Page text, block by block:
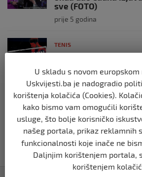
sve (FOTO)
prije 5 godina
TENIS
Velike dvije sedmice
Deu Herdželaš na
dalekom Peruu.
prije 5 godina
U skladu s novom
Uskvijesti.ba je nadogradio
korištenja kolačića (Cookies).
kako bismo vam omogućili
usluge, što bolje korisničko
našeg portala, prikaz reklamnih
funkcionalnosti koje inače ne
Daljnjim korištenjem portala,
korištenjem